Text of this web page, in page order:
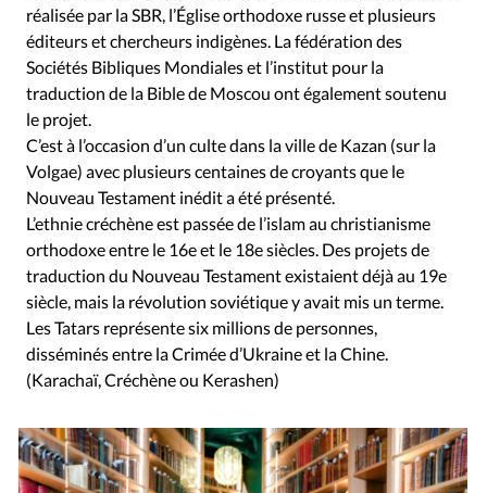
réalisée par la SBR, l’Église orthodoxe russe et plusieurs
éditeurs et chercheurs indigènes. La fédération des
Sociétés Bibliques Mondiales et l’institut pour la
traduction de la Bible de Moscou ont également soutenu
le projet.
C’est à l’occasion d’un culte dans la ville de Kazan (sur la
Volgae) avec plusieurs centaines de croyants que le
Nouveau Testament inédit a été présenté.
L’ethnie créchène est passée de l’islam au christianisme
orthodoxe entre le 16e et le 18e siècles. Des projets de
traduction du Nouveau Testament existaient déjà au 19e
siècle, mais la révolution soviétique y avait mis un terme.
Les Tatars représente six millions de personnes,
disséminés entre la Crimée d’Ukraine et la Chine.
(Karachaï, Créchène ou Kerashen)